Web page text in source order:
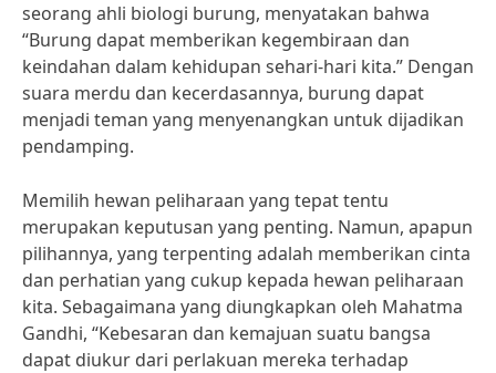
seorang ahli biologi burung, menyatakan bahwa
“Burung dapat memberikan kegembiraan dan
keindahan dalam kehidupan sehari-hari kita.” Dengan
suara merdu dan kecerdasannya, burung dapat
menjadi teman yang menyenangkan untuk dijadikan
pendamping.
Memilih hewan peliharaan yang tepat tentu
merupakan keputusan yang penting. Namun, apapun
pilihannya, yang terpenting adalah memberikan cinta
dan perhatian yang cukup kepada hewan peliharaan
kita. Sebagaimana yang diungkapkan oleh Mahatma
Gandhi, “Kebesaran dan kemajuan suatu bangsa
dapat diukur dari perlakuan mereka terhadap